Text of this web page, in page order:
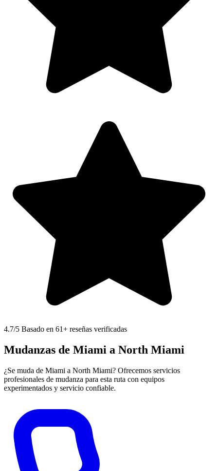
4.7/5 Basado en 61+ reseñas verificadas
Mudanzas de Miami a North Miami
¿Se muda de Miami a North Miami? Ofrecemos servicios
profesionales de mudanza para esta ruta con equipos
experimentados y servicio confiable.